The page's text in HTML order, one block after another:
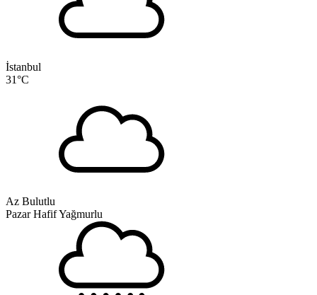
İstanbul
31°C
Az Bulutlu
Pazar Hafif Yağmurlu